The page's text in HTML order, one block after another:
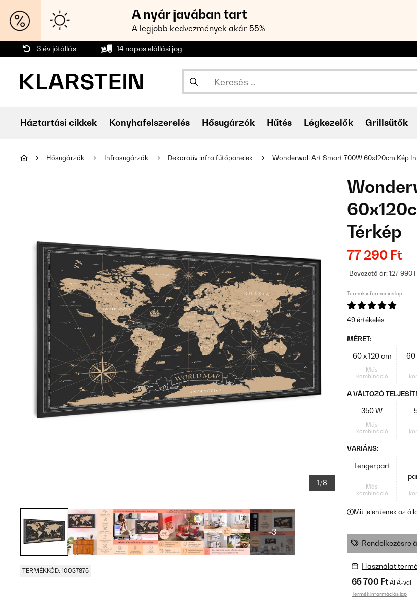
A nyár javában tart
A legjobb kedvezmények akár 55%
3 év jótállás 14 napos elállási jog
Háztartási cikkek Konyhafelszerelés Hősugárzók Hűtés Légkezelők Grillsütők
Hősugárzók Infrasugárzók Dekoratív infra fűtőpanelek Wonderwall Art Smart 700W 60x120cm Kép
1/8
+3
TERMÉKKÓD: 10037875
Térkép
77 290 Ft
Bevezető ár:127 990
Termék információs lap
49 értékelés
MÉRET:
60 x 120 cm
Más
kombináció
60
A VÁLTOZÓ
350 W
Más
kombináció
VARIÁNS:
Tengerpart
Más
kombináció
Mit jelentenek az
Rendelkezésre
Használat
65 700 Ft ÁFÁ-val
Termék információs lap